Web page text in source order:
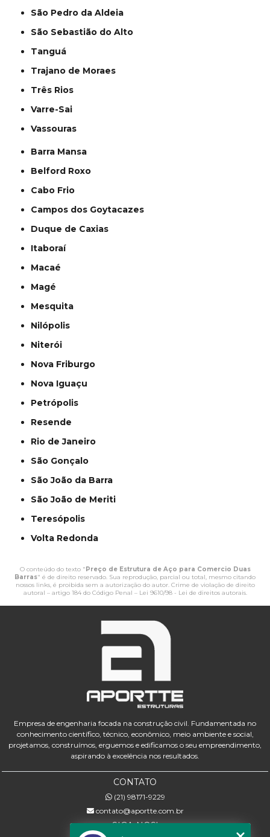
São Pedro da Aldeia
São Sebastião do Alto
Tanguá
Trajano de Moraes
Três Rios
Varre-Sai
Vassouras
Barra Mansa
Belford Roxo
Cabo Frio
Campos dos Goytacazes
Duque de Caxias
Itaboraí
Macaé
Magé
Mesquita
Nilópolis
Niterói
Nova Friburgo
Nova Iguaçu
Petrópolis
Resende
Rio de Janeiro
São Gonçalo
São João da Barra
São João de Meriti
Teresópolis
Volta Redonda
O conteúdo do texto " Preço de Estrutura de Aço para Comercio Duas
Barras" é de direito reservado. Sua reprodução, parcial ou total, mesmo citando
nossos links, é proibida sem a autorização do autor. Crime de violação de direito
autoral – artigo 184 do Código Penal – Lei 9610/98 - Lei de direitos autorais.
Empresa de engenharia focada na construção civil. Fundamentada no
conhecimento científico, técnico, econômico, meio ambiente e social,
projetamos, construímos, erguemos e edificamos o seu empreendimento,
aspirando à excelência nos resultados.
CONTATO
(21) 98171-9229
contato@aportte.com.br
SIGA-NOS!